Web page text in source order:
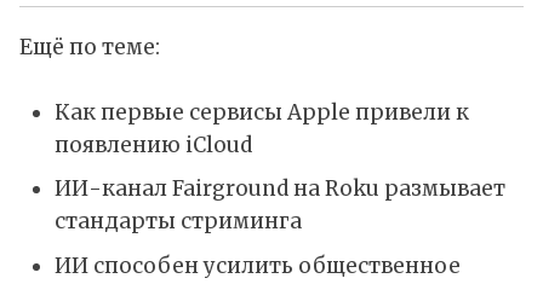
Ещё по теме:
Как первые сервисы Apple привели к
появлению iCloud
ИИ-канал Fairground на Roku размывает
стандарты стриминга
ИИ способен усилить общественное